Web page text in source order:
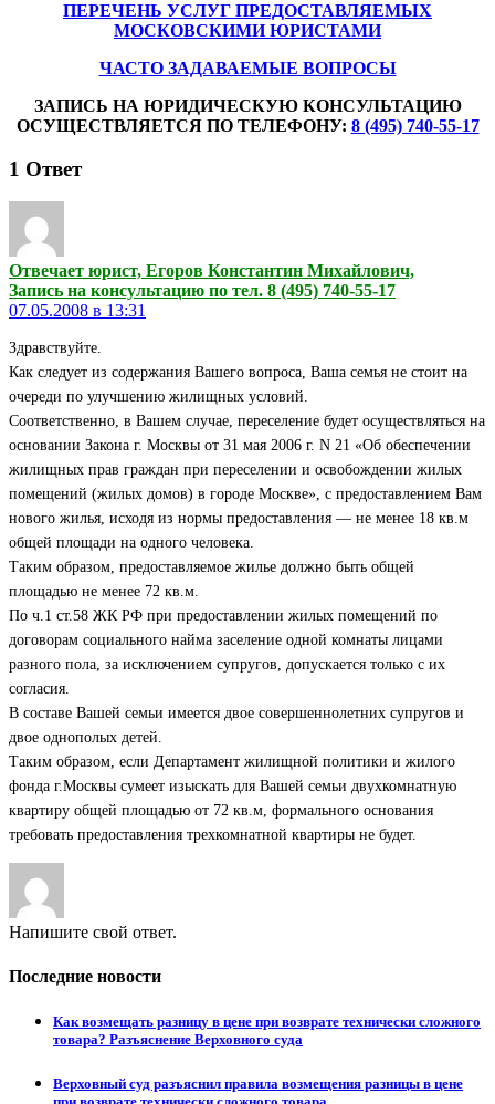
ПЕРЕЧЕНЬ УСЛУГ ПРЕДОСТАВЛЯЕМЫХ
МОСКОВСКИМИ ЮРИСТАМИ
ЧАСТО ЗАДАВАЕМЫЕ ВОПРОСЫ
ЗАПИСЬ НА ЮРИДИЧЕСКУЮ КОНСУЛЬТАЦИЮ
ОСУЩЕСТВЛЯЕТСЯ ПО ТЕЛЕФОНУ: 8 (495) 740-55-17
1 Ответ
Отвечает юрист, Егоров Константин Михайлович,
Запись на консультацию по тел. 8 (495) 740-55-17
07.05.2008 в 13:31
Здравствуйте.
Как следует из содержания Вашего вопроса, Ваша семья не стоит на
очереди по улучшению жилищных условий.
Соответственно, в Вашем случае, переселение будет осуществляться на
основании Закона г. Москвы от 31 мая 2006 г. N 21 «Об обеспечении
жилищных прав граждан при переселении и освобождении жилых
помещений (жилых домов) в городе Москве», с предоставлением Вам
нового жилья, исходя из нормы предоставления — не менее 18 кв.м
общей площади на одного человека.
Таким образом, предоставляемое жилье должно быть общей
площадью не менее 72 кв.м.
По ч.1 ст.58 ЖК РФ при предоставлении жилых помещений по
договорам социального найма заселение одной комнаты лицами
разного пола, за исключением супругов, допускается только с их
согласия.
В составе Вашей семьи имеется двое совершеннолетних супругов и
двое однополых детей.
Таким образом, если Департамент жилищной политики и жилого
фонда г.Москвы сумеет изыскать для Вашей семьи двухкомнатную
квартиру общей площадью от 72 кв.м, формального основания
требовать предоставления трехкомнатной квартиры не будет.
Напишите свой ответ.
Последние новости
Как возмещать разницу в цене при возврате технически сложного
товара? Разъяснение Верховного суда
Верховный суд разъяснил правила возмещения разницы в цене